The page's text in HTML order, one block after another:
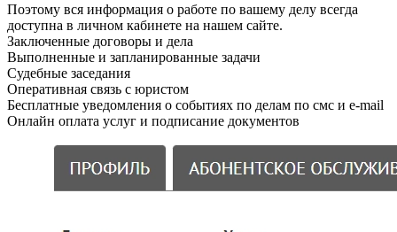
Поэтому вся информация о работе по вашему делу всегда
доступна в личном кабинете на нашем сайте.
Заключенные договоры и дела
Выполненные и запланированные задачи
Судебные заседания
Оперативная связь с юристом
Бесплатные уведомления о событиях по делам по смс и e-mail
Онлайн оплата услуг и подписание документов